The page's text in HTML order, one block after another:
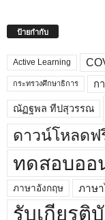
ป้ายกำกับ
Active Learning
กระทรวงศึกษาธิการ ก
ณัฏฐพล ทีปสุวรรณ
ดาวน์โหลดฟ
ทดสอบออ
ภาษาอังกฤษ ภาษ
รับเกียรติ